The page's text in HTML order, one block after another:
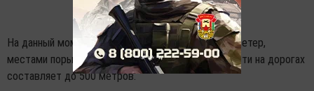
На данный момент в республике сильный южный ветер,
местами порывами до 25 м/с, ухудшение видимости на дорогах
составляет до 500 метров.